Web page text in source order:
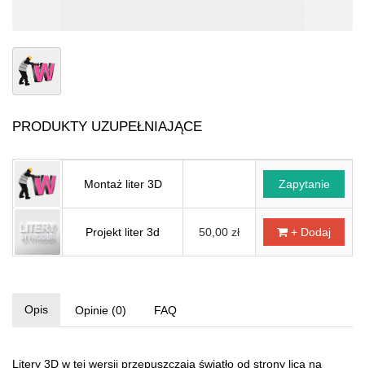
PRODUKTY UZUPEŁNIAJĄCE
Montaż liter 3D Zapytanie
Projekt liter 3d 50,00 zł + Dodaj
Opis Opinie (0) FAQ
Litery 3D w tej wersji przepuszczają światło od strony lica na